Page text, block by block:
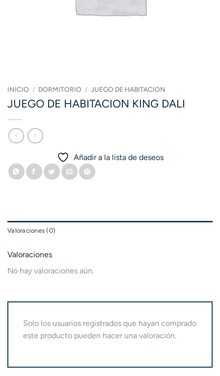
INICIO / DORMITORIO / JUEGO DE HABITACION
JUEGO DE HABITACION KING DALI
Añadir a la lista de deseos
Valoraciones (0)
Valoraciones
No hay valoraciones aún.
Solo los usuarios registrados que hayan comprado
este producto pueden hacer una valoración.